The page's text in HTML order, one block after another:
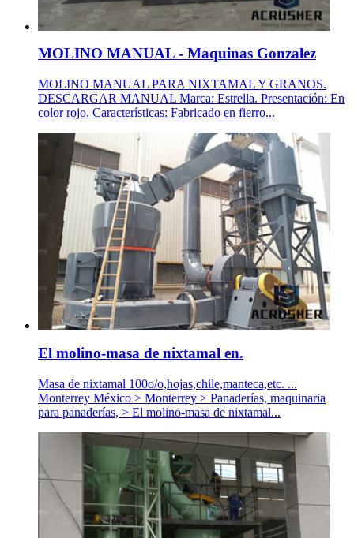
MOLINO MANUAL - Maquinas Gonzalez
MOLINO MANUAL PARA NIXTAMAL Y GRANOS.
DESCARGAR MANUAL Marca: Estrella. Presentación: En
color rojo. Características: Fabricado en fierro...
El molino-masa de nixtamal en.
Masa de nixtamal 100o/o,hojas,chile,manteca,etc. ...
Monterrey México > Monterrey > Panaderías, maquinaria
para panaderías, > El molino-masa de nixtamal...